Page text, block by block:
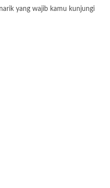
yang wajib kamu kunjungi